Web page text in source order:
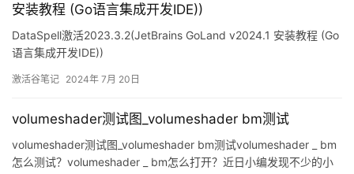
安装教程 (Go语言集成开发IDE))
DataSpell激活2023.3.2(JetBrains GoLand v2024.1 安装教程 (Go
语言集成开发IDE))
激活谷笔记 2024年 7月 20日
volumeshader测试图_volumeshader bm测试
volumeshader测试图_volumeshader bm测试volumeshader _ bm
怎么测试？volumeshader _ bm怎么打开？近日小编发现不少的小